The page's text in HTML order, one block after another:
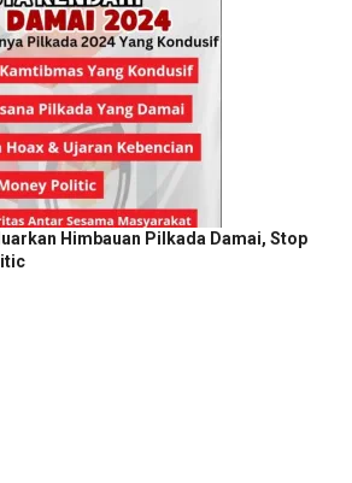
Himbauan Pilkada Damai, Stop